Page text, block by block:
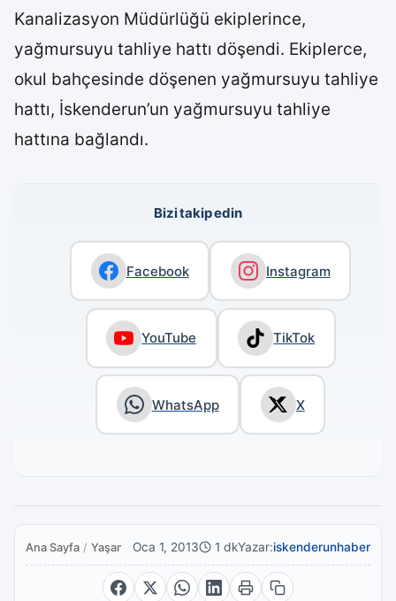
Kanalizasyon Müdürlüğü ekiplerince,
yağmursuyu tahliye hattı döşendi. Ekiplerce,
okul bahçesinde döşenen yağmursuyu tahliye
hattı, İskenderun’un yağmursuyu tahliye
hattına bağlandı.
Bizi takip edin
Facebook Instagram
YouTube TikTok
WhatsApp X
Ana Sayfa / Yaşam Oca 1, 2013 1 dkYazar:iskenderunhaber